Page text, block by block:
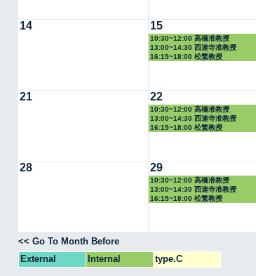
14 15
10:30~12:00 高橋准教授
13:00~14:30 西連寺准教授
16:15~18:00 松繁教授
21 22
10:30~12:00 高橋准教授
13:00~14:30 西連寺准教授
16:15~18:00 松繁教授
28 29
10:30~12:00 高橋准教授
13:00~14:30 西連寺准教授
16:15~18:00 松繁教授
<< Go To Month Before
External
Internal type.C